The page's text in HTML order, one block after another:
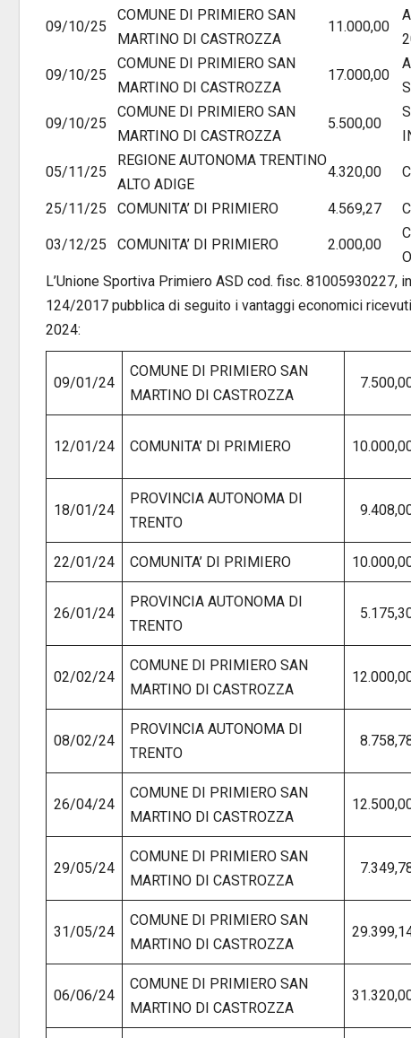
09/10/25
COMUNE DI PRIMIERO SAN
MARTINO DI CASTROZZA
11.000,00
09/10/25
COMUNE DI PRIMIERO SAN
MARTINO DI CASTROZZA
17.000,00
09/10/25
COMUNE DI PRIMIERO SAN
MARTINO DI CASTROZZA
5.500,00
05/11/25
REGIONE AUTONOMA TRENTINO
ALTO ADIGE
4.320,00
25/11/25 COMUNITA’ DI PRIMIERO 4.569,27
03/12/25 COMUNITA’ DI PRIMIERO 2.000,00
L’Unione Sportiva Primiero ASD cod. fisc. 81005930227,
124/2017 pubblica di seguito i vantaggi economici
2024:
09/01/24
COMUNE DI PRIMIERO SAN
MARTINO DI CASTROZZA
12/01/24 COMUNITA’ DI PRIMIERO
18/01/24
PROVINCIA AUTONOMA DI
TRENTO
22/01/24 COMUNITA’ DI PRIMIERO
26/01/24
PROVINCIA AUTONOMA DI
TRENTO
02/02/24
COMUNE DI PRIMIERO SAN
MARTINO DI CASTROZZA
08/02/24
PROVINCIA AUTONOMA DI
TRENTO
26/04/24
COMUNE DI PRIMIERO SAN
MARTINO DI CASTROZZA
29/05/24
COMUNE DI PRIMIERO SAN
MARTINO DI CASTROZZA
31/05/24
COMUNE DI PRIMIERO SAN
MARTINO DI CASTROZZA
06/06/24
COMUNE DI PRIMIERO SAN
MARTINO DI CASTROZZA